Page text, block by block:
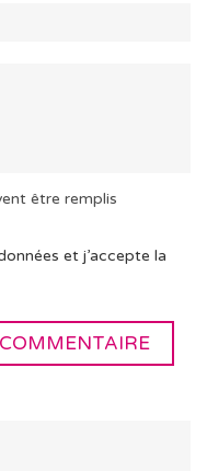
être remplis
et j’accepte la